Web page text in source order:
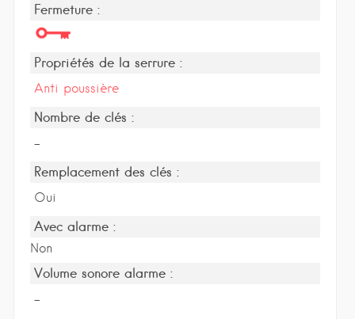
Fermeture :
Propriétés de la serrure :
Anti poussière
Nombre de clés :
-
Remplacement des clés :
Oui
Avec alarme :
Non
Volume sonore alarme :
-